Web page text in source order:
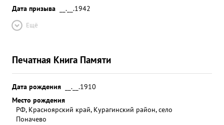
Дата призыва
__.__.1942
Ещё
Печатная Книга Памяти
Дата рождения
__.__.1910
Место рождения
РФ, Красноярский край, Курагинский район, село
Поначево